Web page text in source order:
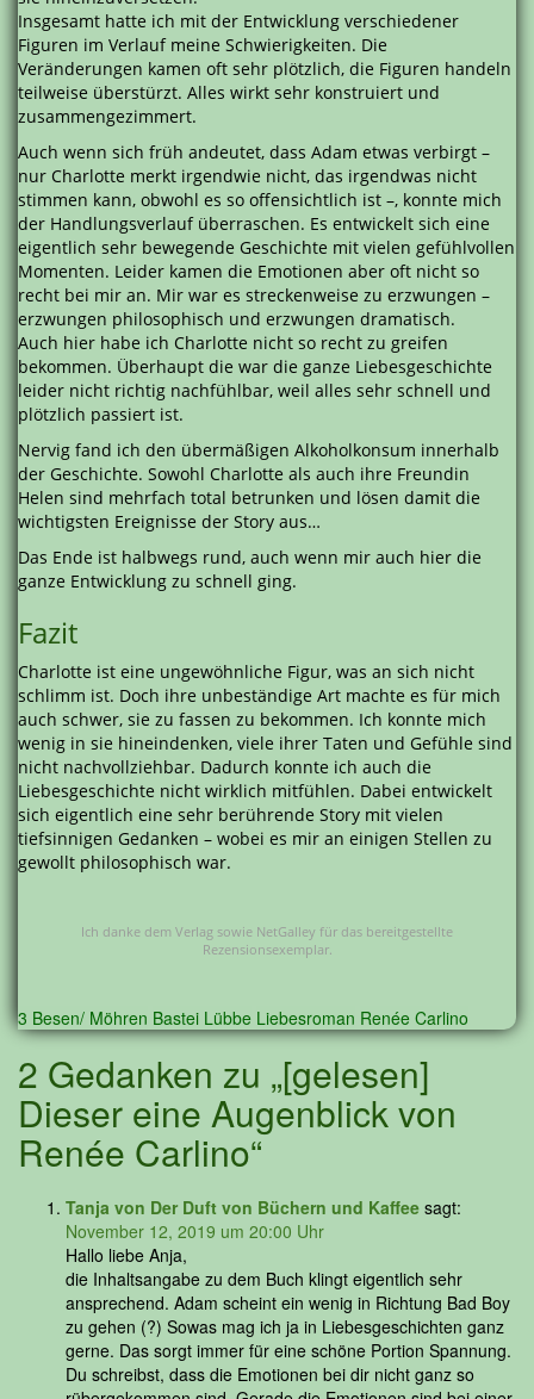
Insgesamt hatte ich mit der Entwicklung verschiedener
Figuren im Verlauf meine Schwierigkeiten. Die
Veränderungen kamen oft sehr plötzlich, die Figuren handeln
teilweise überstürzt. Alles wirkt sehr konstruiert und
zusammengezimmert.
Auch wenn sich früh andeutet, dass Adam etwas verbirgt –
nur Charlotte merkt irgendwie nicht, das irgendwas nicht
stimmen kann, obwohl es so offensichtlich ist –, konnte mich
der Handlungsverlauf überraschen. Es entwickelt sich eine
eigentlich sehr bewegende Geschichte mit vielen gefühlvollen
Momenten. Leider kamen die Emotionen aber oft nicht so
recht bei mir an. Mir war es streckenweise zu erzwungen –
erzwungen philosophisch und erzwungen dramatisch.
Auch hier habe ich Charlotte nicht so recht zu greifen
bekommen. Überhaupt die war die ganze Liebesgeschichte
leider nicht richtig nachfühlbar, weil alles sehr schnell und
plötzlich passiert ist.
Nervig fand ich den übermäßigen Alkoholkonsum innerhalb
der Geschichte. Sowohl Charlotte als auch ihre Freundin
Helen sind mehrfach total betrunken und lösen damit die
wichtigsten Ereignisse der Story aus…
Das Ende ist halbwegs rund, auch wenn mir auch hier die
ganze Entwicklung zu schnell ging.
Fazit
Charlotte ist eine ungewöhnliche Figur, was an sich nicht
schlimm ist. Doch ihre unbeständige Art machte es für mich
auch schwer, sie zu fassen zu bekommen. Ich konnte mich
wenig in sie hineindenken, viele ihrer Taten und Gefühle sind
nicht nachvollziehbar. Dadurch konnte ich auch die
Liebesgeschichte nicht wirklich mitfühlen. Dabei entwickelt
sich eigentlich eine sehr berührende Story mit vielen
tiefsinnigen Gedanken – wobei es mir an einigen Stellen zu
gewollt philosophisch war.
Ich danke dem Verlag sowie NetGalley für das bereitgestellte
Rezensionsexemplar.
3 Besen/ Möhren Bastei Lübbe Liebesroman Renée Carlino
2 Gedanken zu „[gelesen]
Dieser eine Augenblick von
Renée Carlino“
Tanja von Der Duft von Büchern und Kaffee sagt:
November 12, 2019 um 20:00 Uhr
Hallo liebe Anja,
die Inhaltsangabe zu dem Buch klingt eigentlich sehr
ansprechend. Adam scheint ein wenig in Richtung Bad Boy
zu gehen (?) Sowas mag ich ja in Liebesgeschichten ganz
gerne. Das sorgt immer für eine schöne Portion Spannung.
Du schreibst, dass die Emotionen bei dir nicht ganz so